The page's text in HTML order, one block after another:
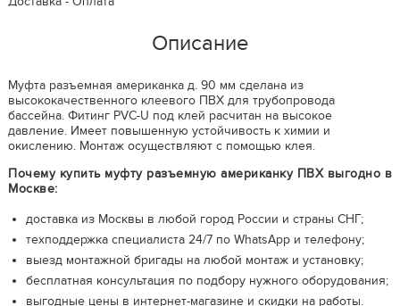
Описание
Муфта разъемная американка д. 90 мм сделана из
высококачественного клеевого ПВХ для трубопровода
бассейна. Фитинг PVC-U под клей расчитан на высокое
давление. Имеет повышенную устойчивость к химии и
окислению. Монтаж осуществляют с помощью клея.
Почему купить муфту разъемную американку ПВХ выгодно в
Москве:
доставка из Москвы в любой город России и страны СНГ;
техподдержка специалиста 24/7 по WhatsApp и телефону;
выезд монтажной бригады на любой монтаж и установку;
бесплатная консультация по подбору нужного оборудования;
выгодные цены в интернет-магазине и скидки на работы.